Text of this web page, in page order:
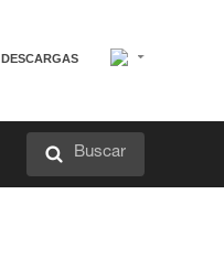
DESCARGAS
Buscar